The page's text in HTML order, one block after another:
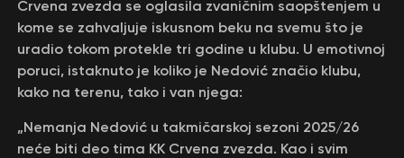
Crvena zvezda se oglasila zvaničnim saopštenjem u
kome se zahvaljuje iskusnom beku na svemu što je
uradio tokom protekle tri godine u klubu. U emotivnoj
poruci, istaknuto je koliko je Nedović značio klubu,
kako na terenu, tako i van njega:
„Nemanja Nedović u takmičarskoj sezoni 2025/26
neće biti deo tima KK Crvena zvezda. Kao i svim